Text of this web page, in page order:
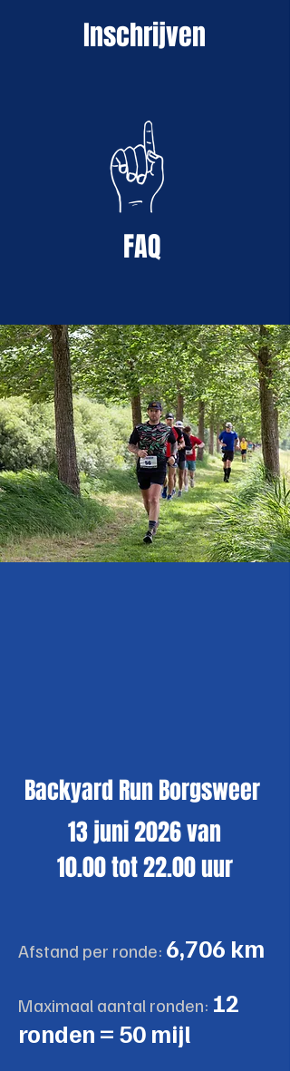
Inschrijven
FAQ
Backyard Run Borgsweer
13 juni 2026 van
10.00 tot 22.00 uur
Afstand per ronde: 6,706 km
Maximaal aantal ronden: 12
ronden = 50 mijl